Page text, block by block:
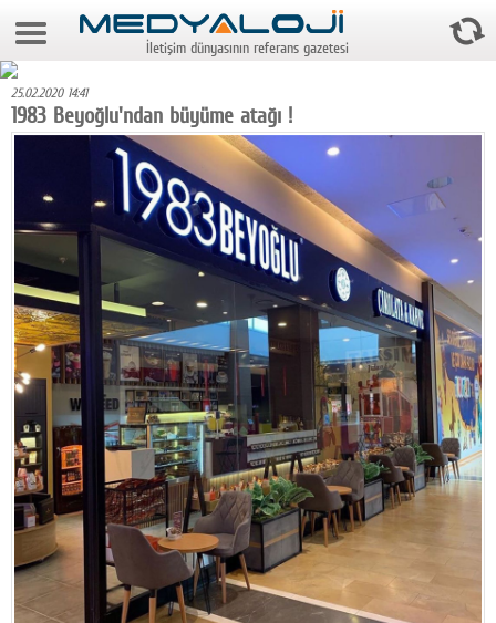
8 Ağustos 2026 13:56:02
Foto Galeri
Video Galeri
Gazeteler
Medya
Reyting-tiraj
Teknoloji
Televizyon
Dünya
Pr
Facebook
Diziler
Karikatür
İletişim dünyasının referans gazetesi
25.02.2020 14:41
1983 Beyoğlu'ndan büyüme atağı !